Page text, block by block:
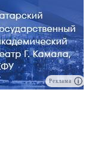
Реклама